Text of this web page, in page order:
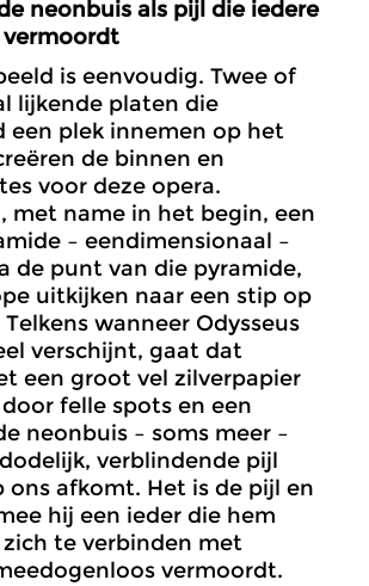
neonbuis als pijl die iedere
is eenvoudig. Twee of
lijkende platen die
een plek innemen op het
de binnen en
voor deze opera.
met name in het begin, een
– eendimensionaal –
de punt van die pyramide,
uitkijken naar een stip op
wanneer Odysseus
verschijnt, gaat dat
een groot vel zilverpapier
felle spots en een
neonbuis – soms meer –
verblindende pijl
ons afkomt. Het is de pijl en
hij een ieder die hem
te verbinden met
vermoordt.